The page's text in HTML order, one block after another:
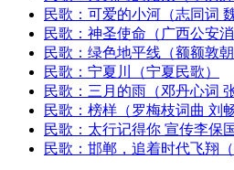
民歌：可爱的小河（志同词
民歌：神圣使命（广西公安消
民歌：绿色地平线（额额敦
民歌：宁夏川（宁夏民歌）
民歌：三月的雨（邓丹心词
民歌：榜样（罗梅枝词曲 刘
民歌：太行记得你 宣传李保
民歌：邯郸，追着时代飞翔